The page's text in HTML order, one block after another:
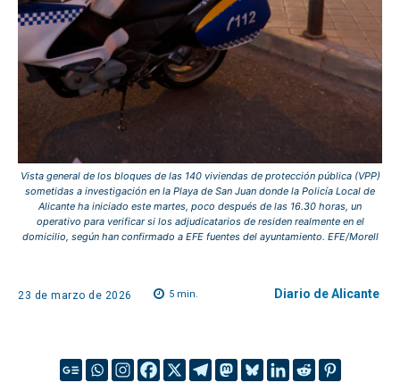
Vista general de los bloques de las 140 viviendas de protección pública (VPP)
sometidas a investigación en la Playa de San Juan donde la Policía Local de
Alicante ha iniciado este martes, poco después de las 16.30 horas, un
operativo para verificar si los adjudicatarios de residen realmente en el
domicilio, según han confirmado a EFE fuentes del ayuntamiento. EFE/Morell
23 de marzo de 2026 5min. Diario de Alicante